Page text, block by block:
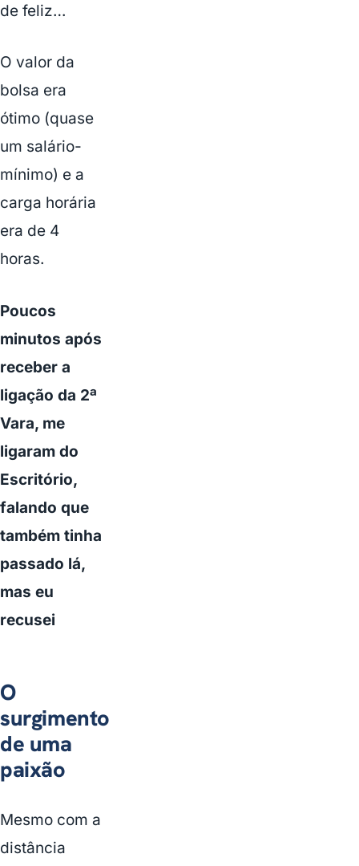
de feliz…
O valor da
bolsa era
ótimo (quase
um salário-
mínimo) e a
carga horária
era de 4
horas.
Poucos
minutos após
receber a
ligação da 2ª
Vara, me
ligaram do
Escritório,
falando que
também tinha
passado lá,
mas eu
recusei
O
surgimento
de uma
paixão
Mesmo com a
distância